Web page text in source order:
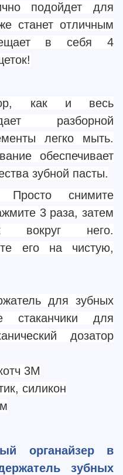
подойдет для
станет отличным
в себя 4
как и весь
разборной
легко мыть.
обеспечивает
зубной пасты.
Просто снимите
3 раза, затем
вокруг него.
его на чистую,
для зубных
для
дозатор
3M
силикон
органайзер в
зубных